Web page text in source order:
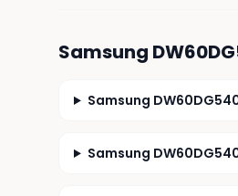
Samsung
Samsung
Samsung